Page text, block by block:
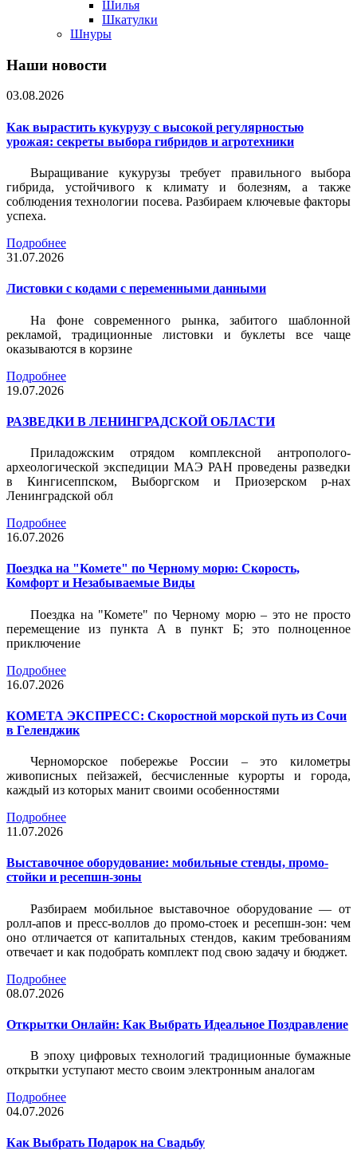
Шилья
Шкатулки
Шнуры
Наши новости
03.08.2026
Как вырастить кукурузу с высокой регулярностью
урожая: секреты выбора гибридов и агротехники
Выращивание кукурузы требует правильного выбора
гибрида, устойчивого к климату и болезням, а также
соблюдения технологии посева. Разбираем ключевые факторы
успеха.
Подробнее
31.07.2026
Листовки c кодами с переменными данными
На фоне современного рынка, забитого шаблонной
рекламой, традиционные листовки и буклеты все чаще
оказываются в корзине
Подробнее
19.07.2026
РАЗВЕДКИ В ЛЕНИНГРАДСКОЙ ОБЛАСТИ
Приладожским отрядом комплексной антрополого-
археологической экспедиции МАЭ РАН проведены разведки
в Кингисеппском, Выборгском и Приозерском р-нах
Ленинградской обл
Подробнее
16.07.2026
Поездка на "Комете" по Черному морю: Скорость,
Комфорт и Незабываемые Виды
Поездка на "Комете" по Черному морю – это не просто
перемещение из пункта А в пункт Б; это полноценное
приключение
Подробнее
16.07.2026
КОМЕТА ЭКСПРЕСС: Скоростной морской путь из Сочи
в Геленджик
Черноморское побережье России – это километры
живописных пейзажей, бесчисленные курорты и города,
каждый из которых манит своими особенностями
Подробнее
11.07.2026
Выставочное оборудование: мобильные стенды, промо-
стойки и ресепшн-зоны
Разбираем мобильное выставочное оборудование — от
ролл-апов и пресс-воллов до промо-стоек и ресепшн-зон: чем
оно отличается от капитальных стендов, каким требованиям
отвечает и как подобрать комплект под свою задачу и бюджет.
Подробнее
08.07.2026
Открытки Онлайн: Как Выбрать Идеальное Поздравление
В эпоху цифровых технологий традиционные бумажные
открытки уступают место своим электронным аналогам
Подробнее
04.07.2026
Как Выбрать Подарок на Свадьбу